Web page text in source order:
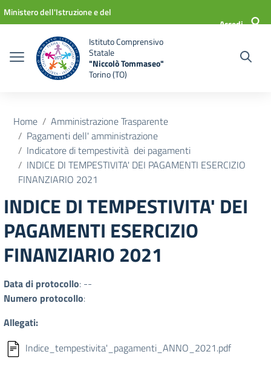
Vai ai contenuti
Vai al menu di navigazione
Vai al footer
Ministero dell'Istruzione e del
Accedi
Istituto Comprensivo
Statale
"Niccolò Tommaseo"
Torino (TO)
Home
Amministrazione Trasparente
Pagamenti dell' amministrazione
Indicatore di tempestività dei pagamenti
INDICE DI TEMPESTIVITA' DEI PAGAMENTI ESERCIZIO
FINANZIARIO 2021
INDICE DI TEMPESTIVITA' DEI
PAGAMENTI ESERCIZIO
FINANZIARIO 2021
Data di protocollo: --
Numero protocollo:
Allegati:
Indice_tempestivita'_pagamenti_ANNO_2021.pdf